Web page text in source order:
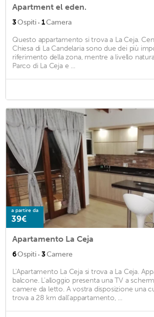
Apartment el eden.
3Ospiti · 1Camera
Questo appartamento si trova a La Ceja.
Chiesa di La Candelaria sono due dei più
riferimento della zona, mentre a livello
Parco di La Ceja e ...
a partire da
39€
Apartamento La Ceja
6Ospiti · 3Camere
L'Apartamento La Ceja si trova a La Ceja.
balcone. L'alloggio presenta una TV a
camere da letto. A vostra disposizione una
trova a 28 km dall'appartamento, ...